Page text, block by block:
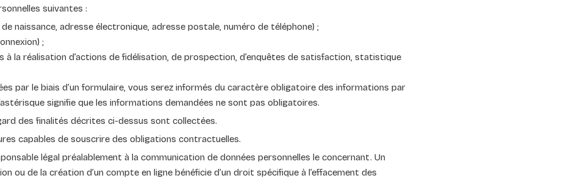
suivantes :
naissance, adresse électronique, adresse postale, numéro de téléphone) ;
;
à la réalisation d’actions de fidélisation, de prospection, d’enquêtes de satisfaction, statistique
par le biais d’un formulaire, vous serez informés du caractère obligatoire des informations par
signifie que les informations demandées ne sont pas obligatoires.
des finalités décrites ci-dessus sont collectées.
capables de souscrire des obligations contractuelles.
légal préalablement à la communication de données personnelles le concernant. Un
ou de la création d’un compte en ligne bénéficie d’un droit spécifique à l’effacement des